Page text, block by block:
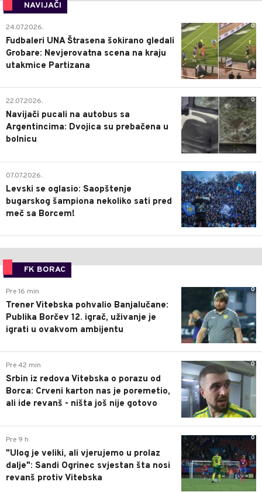
NAVIJAČI
0
24.07.2026.
Fudbaleri UNA Štrasena šokirano gledali
Grobare: Nevjerovatna scena na kraju
utakmice Partizana
0
22.07.2026.
Navijači pucali na autobus sa
Argentincima: Dvojica su prebačena u
bolnicu
1
07.07.2026.
Levski se oglasio: Saopštenje
bugarskog šampiona nekoliko sati pred
meč sa Borcem!
FK BORAC
0
Pre 16 min
Trener Vitebska pohvalio Banjalučane:
Publika Borčev 12. igrač, uživanje je
igrati u ovakvom ambijentu
0
Pre 42 min
Srbin iz redova Vitebska o porazu od
Borca: Crveni karton nas je poremetio,
ali ide revanš - ništa još nije gotovo
0
Pre 9 h
"Ulog je veliki, ali vjerujemo u prolaz
dalje": Sandi Ogrinec svjestan šta nosi
revanš protiv Vitebska